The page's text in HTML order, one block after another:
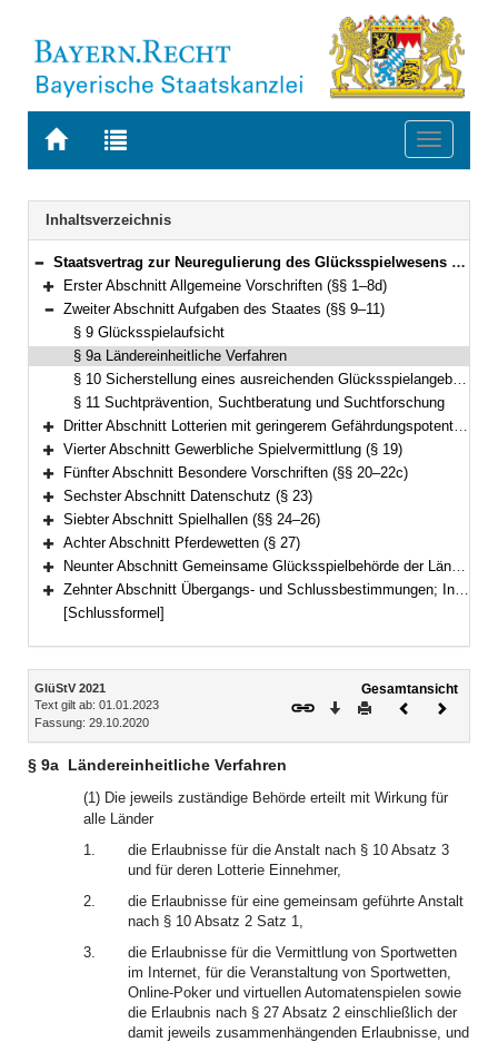
Zur
BAYERN.RECHT
Zur
letzten
Suche
Toggle
Navigation
Inhaltsverzeichnis
Bereich reduzieren
Staatsvertrag zur Neuregulierung des Glücksspielwesens in Deutschland (Glücksspielstaatsvertrag 2021 – GlüStV 2021) Vom 29. Oktober 2020 (§§ 1–35)
Bereich erweitern
Erster Abschnitt Allgemeine Vorschriften (§§ 1–8d)
Bereich reduzieren
Zweiter Abschnitt Aufgaben des Staates (§§ 9–11)
§ 9 Glücksspielaufsicht
§ 9a Ländereinheitliche Verfahren
§ 10 Sicherstellung eines ausreichenden Glücksspielangebotes
§ 11 Suchtprävention, Suchtberatung und Suchtforschung
Bereich erweitern
Dritter Abschnitt Lotterien mit geringerem Gefährdungspotential (§§ 12–18)
Bereich erweitern
Vierter Abschnitt Gewerbliche Spielvermittlung (§ 19)
Bereich erweitern
Fünfter Abschnitt Besondere Vorschriften (§§ 20–22c)
Bereich erweitern
Sechster Abschnitt Datenschutz (§ 23)
Bereich erweitern
Siebter Abschnitt Spielhallen (§§ 24–26)
Bereich erweitern
Achter Abschnitt Pferdewetten (§ 27)
Bereich erweitern
Neunter Abschnitt Gemeinsame Glücksspielbehörde der Länder (§§ 27a–27p)
Bereich erweitern
Zehnter Abschnitt Übergangs- und Schlussbestimmungen; Inkrafttreten und Kündigung (§§ 28–35)
[Schlussformel]
Inhalt
GlüStV 2021
Text gilt ab: 01.01.2023
Fassung: 29.10.2020
Gesamtansicht
Download
DruckenVorheriges
§ 9a Ländereinheitliche Verfahren
(1) Die jeweils zuständige Behörde erteilt mit Wirkung für
alle Länder
1.
die Erlaubnisse für die Anstalt nach § 10 Absatz 3
und für deren Lotterie Einnehmer,
2.
die Erlaubnisse für eine gemeinsam geführte Anstalt
nach § 10 Absatz 2 Satz 1,
3.
die Erlaubnisse für die Vermittlung von Sportwetten
im Internet, für die Veranstaltung von Sportwetten,
Online-Poker und virtuellen Automatenspielen sowie
die Erlaubnis nach § 27 Absatz 2 einschließlich der
damit jeweils zusammenhängenden Erlaubnisse, und